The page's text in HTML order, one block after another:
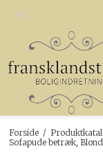
Forside /
Sofapude betræk,